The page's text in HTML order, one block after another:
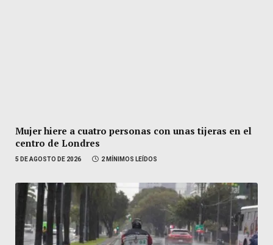
Mujer hiere a cuatro personas con unas tijeras en el
centro de Londres
5 DE AGOSTO DE 2026 2 MÍNIMOS LEÍDOS